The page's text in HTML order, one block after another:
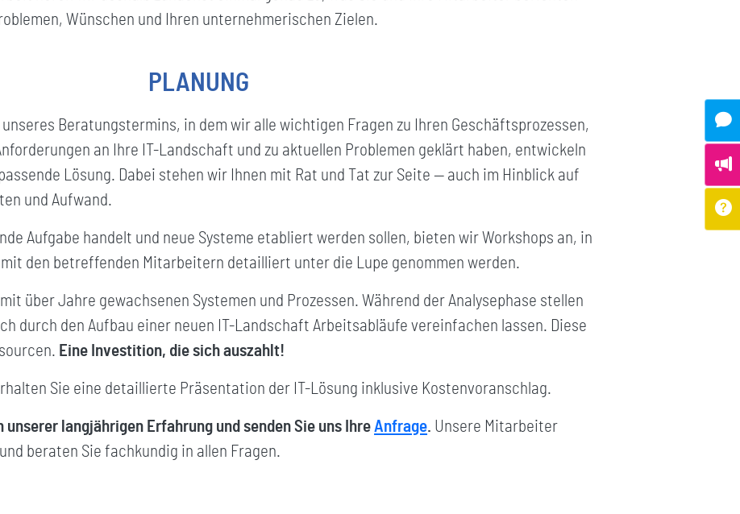
Wünschen und Ihren unternehmerischen Zielen.
PLANUNG
Beratungstermins, in dem wir alle wichtigen Fragen zu Ihren Geschäftsprozessen,
an Ihre IT-Landschaft und zu aktuellen Problemen geklärt haben, entwickeln
Lösung. Dabei stehen wir Ihnen mit Rat und Tat zur Seite — auch im Hinblick auf
und Aufwand.
Aufgabe handelt und neue Systeme etabliert werden sollen, bieten wir Workshops an, in
den betreffenden Mitarbeitern detailliert unter die Lupe genommen werden.
über Jahre gewachsenen Systemen und Prozessen. Während der Analysephase stellen
durch den Aufbau einer neuen IT-Landschaft Arbeitsabläufe vereinfachen lassen. Diese
Eine Investition, die sich auszahlt!
Sie eine detaillierte Präsentation der IT-Lösung inklusive Kostenvoranschlag.
unserer langjährigen Erfahrung und senden Sie uns IhreAnfrage. Unsere Mitarbeiter
beraten Sie fachkundig in allen Fragen.